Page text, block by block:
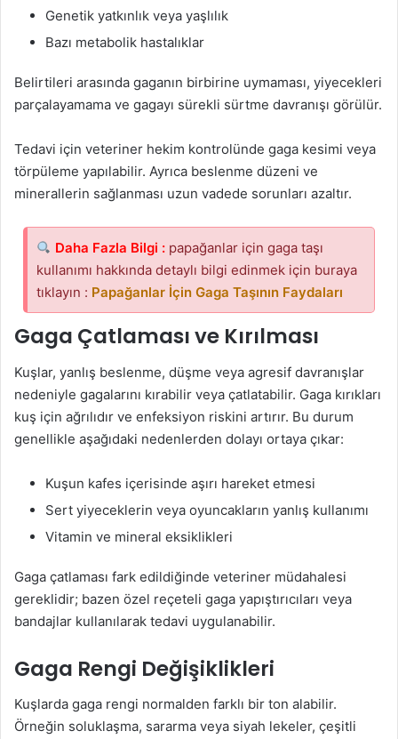
Genetik yatkınlık veya yaşlılık
Bazı metabolik hastalıklar
Belirtileri arasında gaganın birbirine uymaması, yiyecekleri
parçalayamama ve gagayı sürekli sürtme davranışı görülür.
Tedavi için veteriner hekim kontrolünde gaga kesimi veya
törpüleme yapılabilir. Ayrıca beslenme düzeni ve
minerallerin sağlanması uzun vadede sorunları azaltır.
Daha Fazla Bilgi : papağanlar için gaga taşı
kullanımı hakkında detaylı bilgi edinmek için buraya
tıklayın : Papağanlar İçin Gaga Taşının Faydaları
Gaga Çatlaması ve Kırılması
Kuşlar, yanlış beslenme, düşme veya agresif davranışlar
nedeniyle gagalarını kırabilir veya çatlatabilir. Gaga kırıkları
kuş için ağrılıdır ve enfeksiyon riskini artırır. Bu durum
genellikle aşağıdaki nedenlerden dolayı ortaya çıkar:
Kuşun kafes içerisinde aşırı hareket etmesi
Sert yiyeceklerin veya oyuncakların yanlış kullanımı
Vitamin ve mineral eksiklikleri
Gaga çatlaması fark edildiğinde veteriner müdahalesi
gereklidir; bazen özel reçeteli gaga yapıştırıcıları veya
bandajlar kullanılarak tedavi uygulanabilir.
Gaga Rengi Değişiklikleri
Kuşlarda gaga rengi normalden farklı bir ton alabilir.
Örneğin soluklaşma, sararma veya siyah lekeler, çeşitli